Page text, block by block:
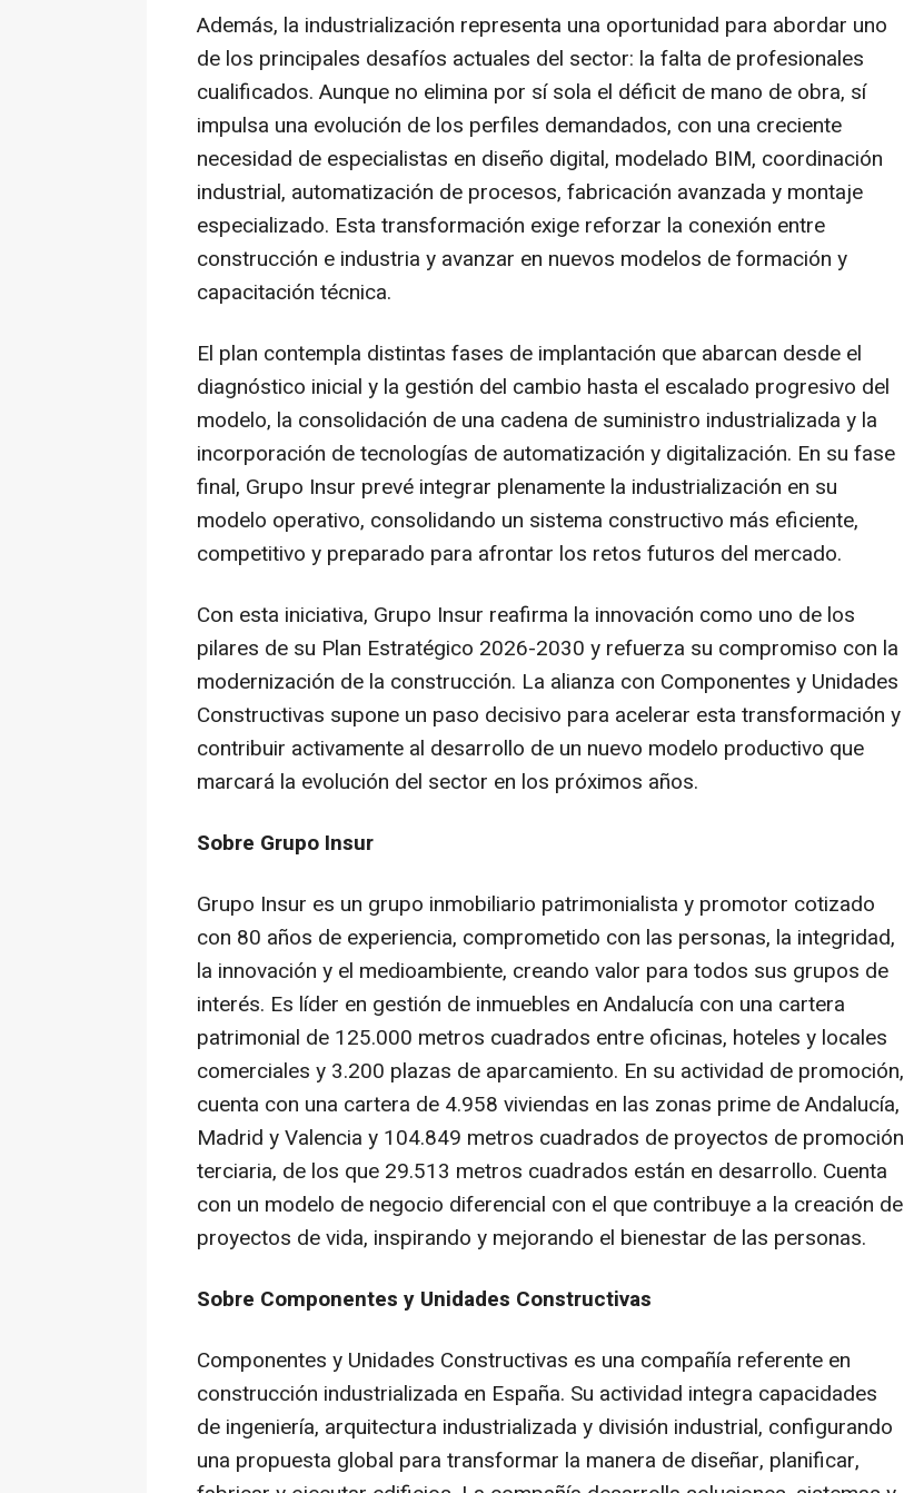
Además, la industrialización representa una oportunidad para abordar uno
de los principales desafíos actuales del sector: la falta de profesionales
cualificados. Aunque no elimina por sí sola el déficit de mano de obra, sí
impulsa una evolución de los perfiles demandados, con una creciente
necesidad de especialistas en diseño digital, modelado BIM, coordinación
industrial, automatización de procesos, fabricación avanzada y montaje
especializado. Esta transformación exige reforzar la conexión entre
construcción e industria y avanzar en nuevos modelos de formación y
capacitación técnica.
El plan contempla distintas fases de implantación que abarcan desde el
diagnóstico inicial y la gestión del cambio hasta el escalado progresivo del
modelo, la consolidación de una cadena de suministro industrializada y la
incorporación de tecnologías de automatización y digitalización. En su fase
final, Grupo Insur prevé integrar plenamente la industrialización en su
modelo operativo, consolidando un sistema constructivo más eficiente,
competitivo y preparado para afrontar los retos futuros del mercado.
Con esta iniciativa, Grupo Insur reafirma la innovación como uno de los
pilares de su Plan Estratégico 2026-2030 y refuerza su compromiso con la
modernización de la construcción. La alianza con Componentes y Unidades
Constructivas supone un paso decisivo para acelerar esta transformación y
contribuir activamente al desarrollo de un nuevo modelo productivo que
marcará la evolución del sector en los próximos años.
Sobre Grupo Insur
Grupo Insur es un grupo inmobiliario patrimonialista y promotor cotizado
con 80 años de experiencia, comprometido con las personas, la integridad,
la innovación y el medioambiente, creando valor para todos sus grupos de
interés. Es líder en gestión de inmuebles en Andalucía con una cartera
patrimonial de 125.000 metros cuadrados entre oficinas, hoteles y locales
comerciales y 3.200 plazas de aparcamiento. En su actividad de promoción,
cuenta con una cartera de 4.958 viviendas en las zonas prime de Andalucía,
Madrid y Valencia y 104.849 metros cuadrados de proyectos de promoción
terciaria, de los que 29.513 metros cuadrados están en desarrollo. Cuenta
con un modelo de negocio diferencial con el que contribuye a la creación de
proyectos de vida, inspirando y mejorando el bienestar de las personas.
Sobre Componentes y Unidades Constructivas
Componentes y Unidades Constructivas es una compañía referente en
construcción industrializada en España. Su actividad integra capacidades
de ingeniería, arquitectura industrializada y división industrial, configurando
una propuesta global para transformar la manera de diseñar, planificar,